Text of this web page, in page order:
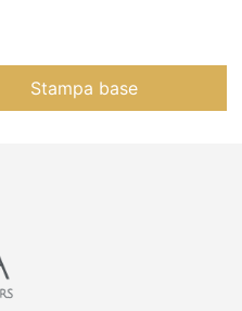
Stampa base